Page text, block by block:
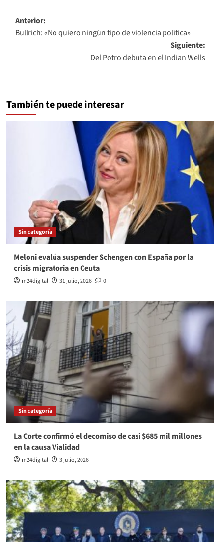
Navegación
de
Anterior:
Bullrich: «No quiero ningún tipo de violencia política»
Siguiente:
Del Potro debuta en el Indian Wells
También te puede interesar
Sin categoría
Meloni evalúa suspender Schengen con España por la
crisis migratoria en Ceuta
m24digital 31 julio, 2026 0
Sin categoría
La Corte confirmó el decomiso de casi $685 mil millones
en la causa Vialidad
m24digital 3 julio, 2026